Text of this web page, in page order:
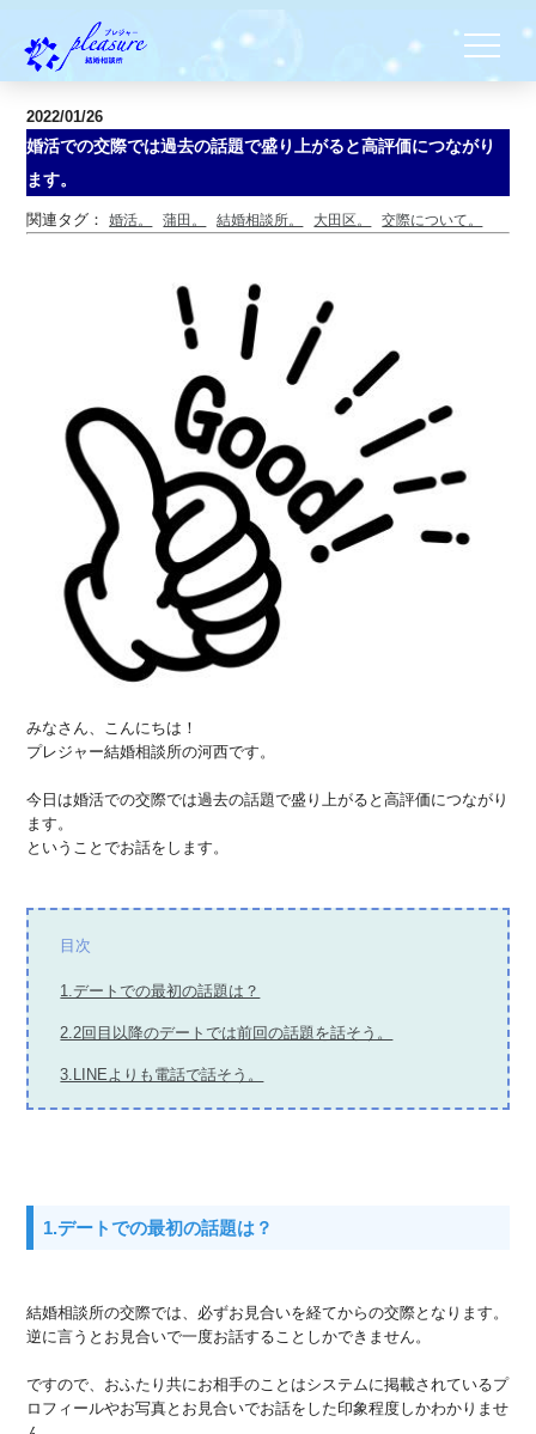
2022/01/26
婚活での交際では過去の話題で盛り上がると高評価につながり
ます。
関連タグ：婚活。 蒲田。 結婚相談所。 大田区。 交際について。
みなさん、こんにちは！
プレジャー結婚相談所の河西です。
今日は婚活での交際では過去の話題で盛り上がると高評価につながり
ます。
ということでお話をします。
目次
1.デートでの最初の話題は？
2.2回目以降のデートでは前回の話題を話そう。
3.LINEよりも電話で話そう。
1.デートでの最初の話題は？
結婚相談所の交際では、必ずお見合いを経てからの交際となります。
逆に言うとお見合いで一度お話することしかできません。
ですので、おふたり共にお相手のことはシステムに掲載されているプ
ロフィールやお写真とお見合いでお話をした印象程度しかわかりませ